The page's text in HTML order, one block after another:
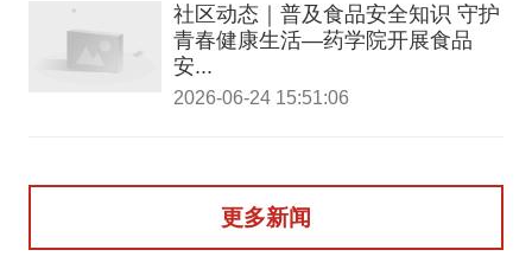
社区动态｜普及食品安全知识 守护
青春健康生活—药学院开展食品
安...
2026-06-24 15:51:06
更多新闻